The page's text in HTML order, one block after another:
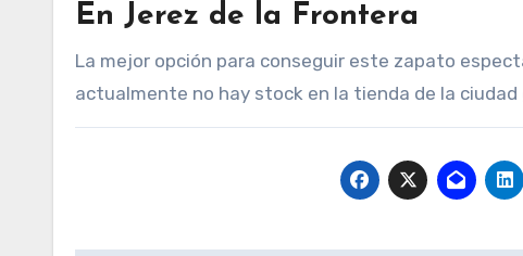
En Jerez de la Frontera
La mejor opción para conseguir este zapato
actualmente no hay stock en la tienda de la